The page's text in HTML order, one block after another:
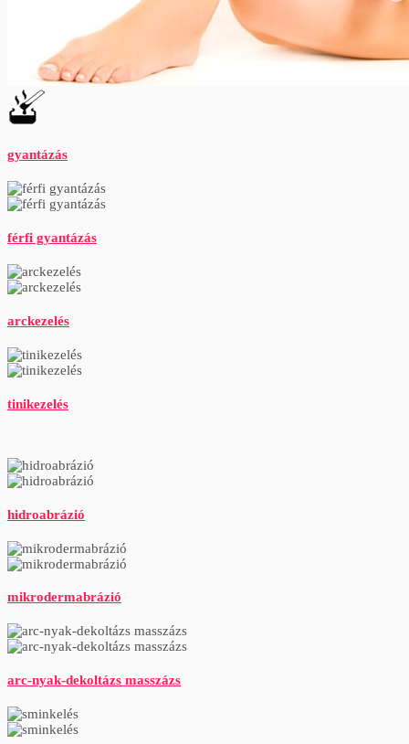
gyantázás
férfi gyantázás
arckezelés
tinikezelés
hidroabrázió
mikrodermabrázió
arc-nyak-dekoltázs masszázs